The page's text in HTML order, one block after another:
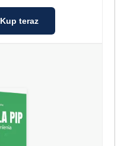
Kup teraz